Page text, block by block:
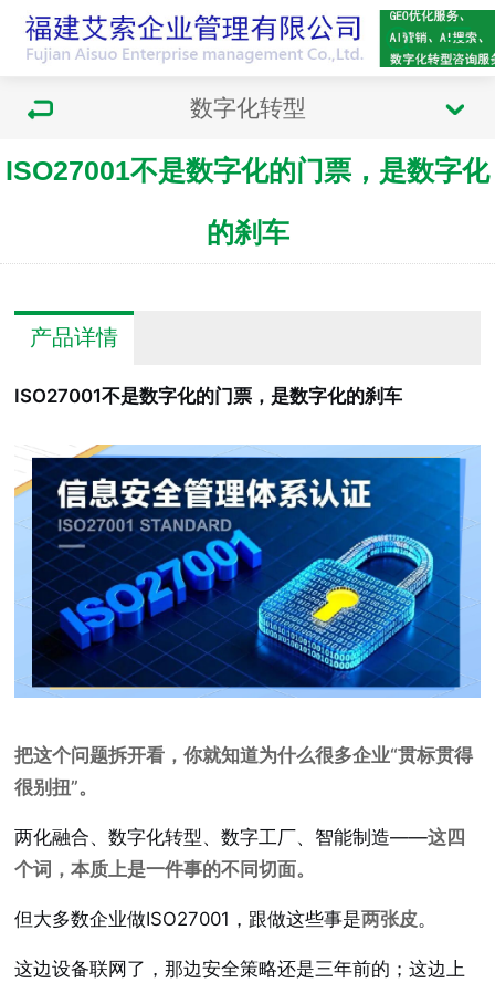
数字化转型
ISO27001不是数字化的门票，是数字化
的刹车
产品详情
ISO27001不是数字化的门票，是数字化的刹车
把这个问题拆开看，你就知道为什么很多企业“贯标贯得
很别扭”。
两化融合、数字化转型、数字工厂、智能制造——这四
个词，本质上是一件事的不同切面。
但大多数企业做ISO27001，跟做这些事是两张皮。
这边设备联网了，那边安全策略还是三年前的；这边上